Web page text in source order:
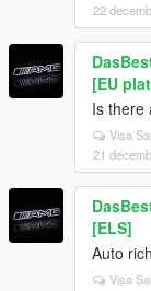
22
[EU
Is there
Visa
21
[ELS]
Auto
Visa